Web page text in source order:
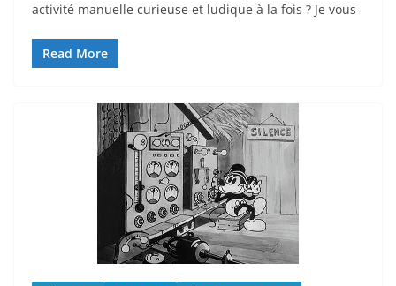
activité manuelle curieuse et ludique à la fois ? Je vous
Read More